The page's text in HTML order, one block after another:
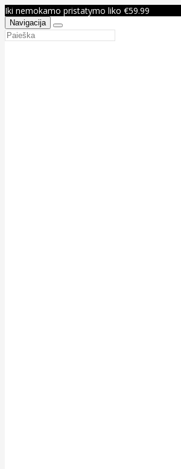
Iki nemokamo pristatymo liko €59.99
Navigacija